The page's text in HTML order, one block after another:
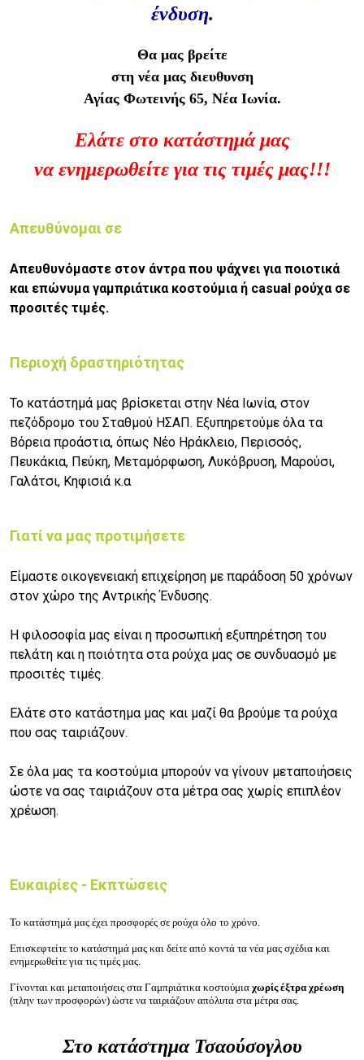
ένδυση.
Θα μας βρείτε
στη νέα μας διευθυνση
Αγίας Φωτεινής 65, Νέα Ιωνία.
Ελάτε στο κατάστημά μας
να ενημερωθείτε για τις τιμές μας!!!
Απευθύνομαι σε
Απευθυνόμαστε στον άντρα που ψάχνει για ποιοτικά
και επώνυμα γαμπριάτικα κοστούμια ή casual ρούχα σε
προσιτές τιμές.
Περιοχή δραστηριότητας
Το κατάστημά μας βρίσκεται στην Νέα Ιωνία, στον
πεζόδρομο του Σταθμού ΗΣΑΠ. Εξυπηρετούμε όλα τα
Βόρεια προάστια, όπως Νέο Ηράκλειο, Περισσός,
Πευκάκια, Πεύκη, Μεταμόρφωση, Λυκόβρυση, Μαρούσι,
Γαλάτσι, Κηφισιά κ.α
Γιατί να μας προτιμήσετε
Είμαστε οικογενειακή επιχείρηση με παράδοση 50 χρόνων
στον χώρο της Αντρικής Ένδυσης.
Η φιλοσοφία μας είναι η προσωπική εξυπηρέτηση του
πελάτη και η ποιότητα στα ρούχα μας σε συνδυασμό με
προσιτές τιμές.
Ελάτε στο κατάστημα μας και μαζί θα βρούμε τα ρούχα
που σας ταιριάζουν.
Σε όλα μας τα κοστούμια μπορούν να γίνουν μεταποιήσεις
ώστε να σας ταιριάζουν στα μέτρα σας χωρίς επιπλέον
χρέωση.
Ευκαιρίες - Εκπτώσεις
Το κατάστημά μας έχει προσφορές σε ρούχα όλο το χρόνο.
Επισκεφτείτε το κατάστημά μας και δείτε από κοντά τα νέα μας σχέδια και
ενημερωθείτε για τις τιμές μας.
Γίνονται και μεταποιήσεις στα Γαμπριάτικα κοστούμια χωρίς έξτρα χρέωση
(πλην των προσφορών) ώστε να ταιριάζουν απόλυτα στα μέτρα σας.
Στο κατάστημα Τσαούσογλου